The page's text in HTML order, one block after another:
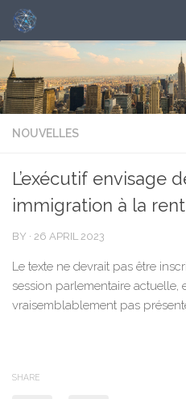
NOUVELLES
L’exécutif envisage
immigration à la
BY · 26 APRIL 2023
Le texte ne devrait pas être
session parlementaire actuelle,
vraisemblablement pas
SHARE